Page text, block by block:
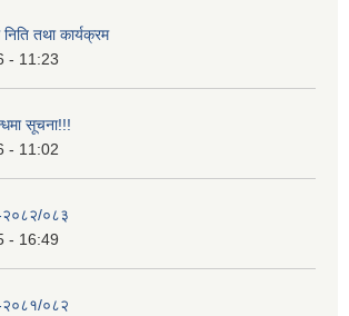
तथा कार्यक्रम
- 11:23
सूचना!!!
- 11:02
२०८२/०८३
- 16:49
२०८१/०८२